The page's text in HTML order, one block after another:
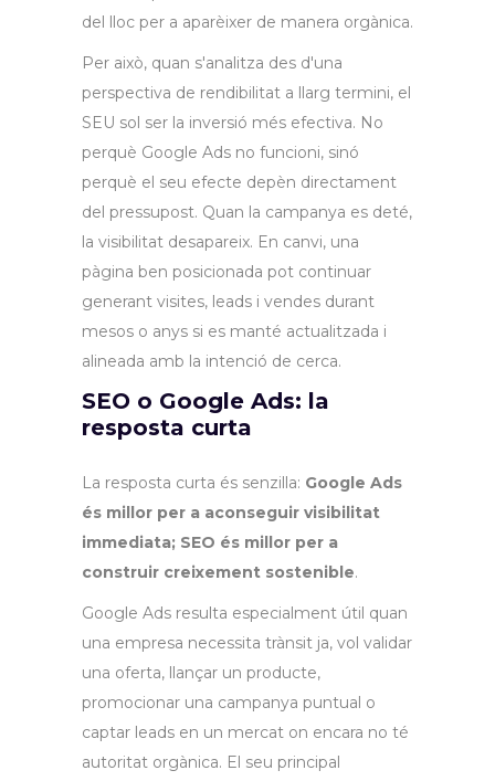
del lloc per a aparèixer de manera orgànica.
Per això, quan s'analitza des d'una
perspectiva de rendibilitat a llarg termini, el
SEU sol ser la inversió més efectiva. No
perquè Google Ads no funcioni, sinó
perquè el seu efecte depèn directament
del pressupost. Quan la campanya es deté,
la visibilitat desapareix. En canvi, una
pàgina ben posicionada pot continuar
generant visites, leads i vendes durant
mesos o anys si es manté actualitzada i
alineada amb la intenció de cerca.
SEO o Google Ads: la
resposta curta
La resposta curta és senzilla: Google Ads
és millor per a aconseguir visibilitat
immediata; SEO és millor per a
construir creixement sostenible.
Google Ads resulta especialment útil quan
una empresa necessita trànsit ja, vol validar
una oferta, llançar un producte,
promocionar una campanya puntual o
captar leads en un mercat on encara no té
autoritat orgànica. El seu principal